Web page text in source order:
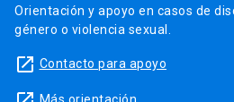
Orientación y apoyo en casos de
género o violencia sexual.
launch Contacto para apoyo
Más orientación